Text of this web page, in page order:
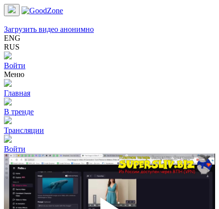
Загрузить видео анонимно
ENG
RUS
Войти
Меню
Главная
В тренде
Трансляции
Войти